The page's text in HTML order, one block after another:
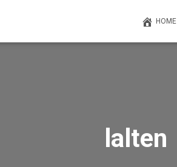
HOME
lalten